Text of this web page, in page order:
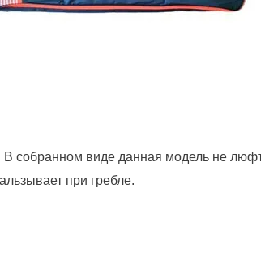
В собранном виде данная модель не
при гребле.